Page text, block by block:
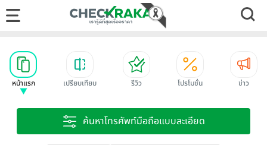
หน้าแรก เปรียบเทียบ รีวิว โปรโมชั่น ข่าว
ค้นหาโทรศัพท์มือถือแบบละเอียด